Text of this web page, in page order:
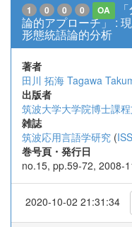
1 0 0 0 OA
論的アプローチ」 :
形態統語論的分析
著者
田川 拓海 Tagawa
出版者
筑波大学大学院博士課
雑誌
筑波応用言語学研究 (
巻号頁・発行日
no.15, pp.59-72, 2008-
2020-10-02 21:31:34